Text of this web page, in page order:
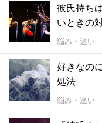
彼氏持ち
いときの
悩み・迷い
好きなの
処法
悩み・迷い